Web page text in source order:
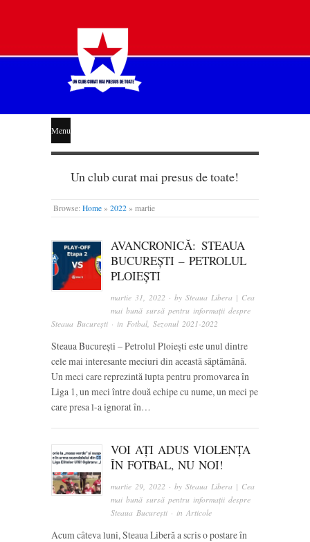
STEAUA
LIBERĂ
Menu
Un club curat mai presus de toate!
Browse: Home » 2022 » martie
AVANCRONICĂ: STEAUA
BUCUREȘTI – PETROLUL
PLOIEȘTI
martie 31, 2022 · bySteaua Libera | Cea
mai bună sursă pentru informații despre
Steaua București · in Fotbal, Sezonul 2021-2022
Steaua București – Petrolul Ploiești este unul dintre
cele mai interesante meciuri din această săptămână.
Un meci care reprezintă lupta pentru promovarea în
Liga 1, un meci între două echipe cu nume, un meci pe
care presa l-a ignorat în…
VOI AȚI ADUS VIOLENȚA
ÎN FOTBAL, NU NOI!
martie 29, 2022 · bySteaua Libera | Cea
mai bună sursă pentru informații despre
Steaua București · inArticole
Acum câteva luni, Steaua Liberă a scris o postare în